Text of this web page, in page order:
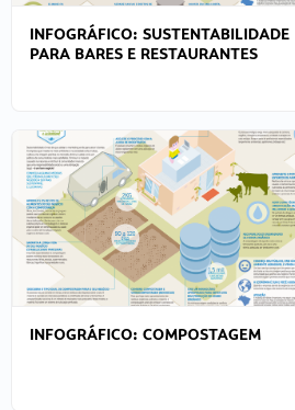
INFOGRÁFICO: SUSTENTABILIDADE
PARA BARES E RESTAURANTES
INFOGRÁFICO: COMPOSTAGEM